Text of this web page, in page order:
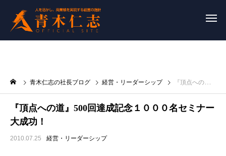
青木仁志の社長ブログ 経営・リーダーシップ 『頂点への道』500回達成記念１０００名セミナー大成功！
『頂点への道』500回達成記念１０００名セミナー
大成功！
2010.07.25 経営・リーダーシップ